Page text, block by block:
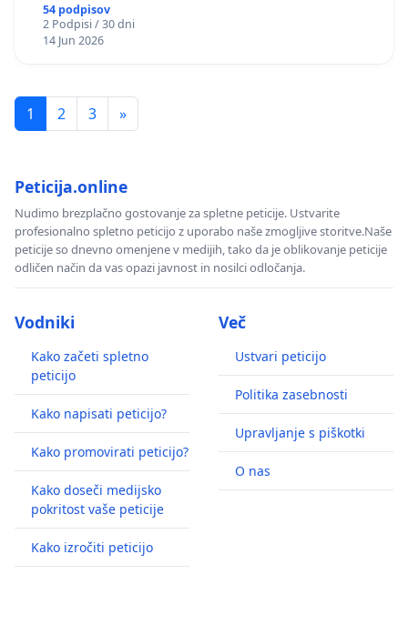
54 podpisov
2 Podpisi / 30 dni
14 Jun 2026
1 2 3 »
Peticija.online
Nudimo brezplačno gostovanje za spletne peticije. Ustvarite
profesionalno spletno peticijo z uporabo naše zmogljive storitve.Naše
peticije so dnevno omenjene v medijih, tako da je oblikovanje peticije
odličen način da vas opazi javnost in nosilci odločanja.
Vodniki
Kako začeti spletno
peticijo
Kako napisati peticijo?
Kako promovirati peticijo?
Kako doseči medijsko
pokritost vaše peticije
Kako izročiti peticijo
Več
Ustvari peticijo
Politika zasebnosti
Upravljanje s piškotki
O nas